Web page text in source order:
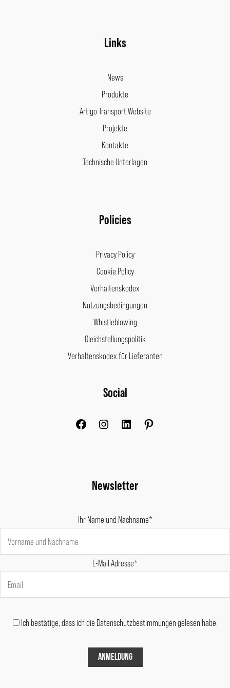
Links
News
Produkte
Artigo Transport Website
Projekte
Kontakte
Technische Unterlagen
Policies
Privacy Policy
Cookie Policy
Verhaltenskodex
Nutzungsbedingungen
Whistleblowing
Gleichstellungspolitik
Verhaltenskodex für Lieferanten
Social
Newsletter
Ihr Name und Nachname*
E-Mail Adresse*
Ich bestätige, dass ich die Datenschutzbestimmungen gelesen habe.